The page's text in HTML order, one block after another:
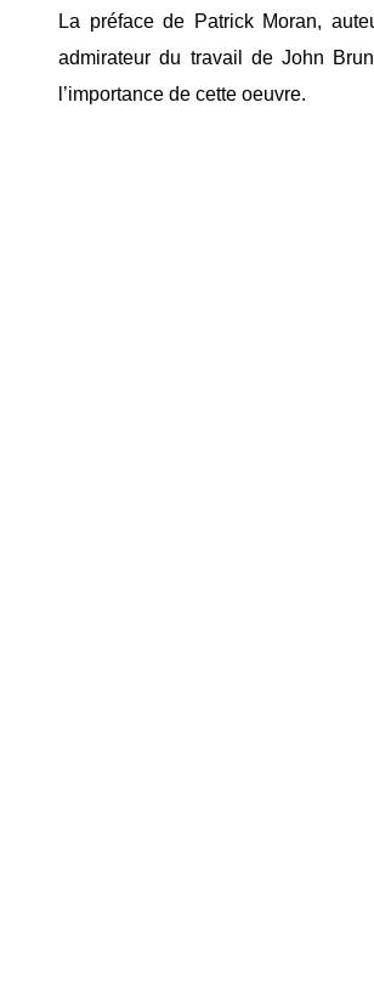
La préface de Patrick Moran,
admirateur du travail de John
l’importance de cette oeuvre.